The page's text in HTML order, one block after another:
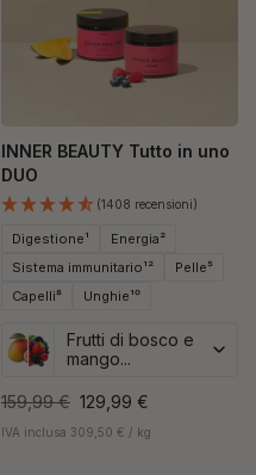
INNER BEAUTY Tutto in uno
DUO
(1408 recensioni)
Digestione¹
Energia²
Sistema immunitario¹²
Pelle⁵
Capelli⁸
Unghie¹⁰
Frutti di bosco e
mango...
159,99 € 129,99 €
IVA inclusa 309,50 € / kg